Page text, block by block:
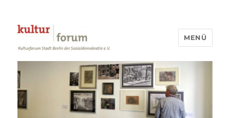
Kulturforum Stadt Berlin
MENÜ